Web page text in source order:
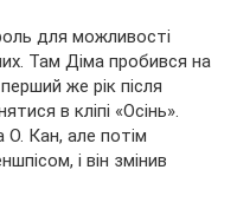
для можливості
Там Діма пробився на
же рік після
в кліпі «Осінь».
Кан, але потім
і він змінив